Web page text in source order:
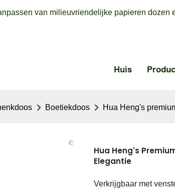
van milieuvriendelijke papieren dozen
Huis
Boetiekdoos Hua Heng's
Hua Heng's
Elegantie
Verkrijgbaar met